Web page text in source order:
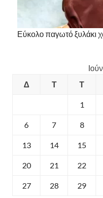
Εύκολο παγωτό ξυλάκι
Δ
Τ Τ
1
6 7 8
13 14 15
20 21 22
27 28 29